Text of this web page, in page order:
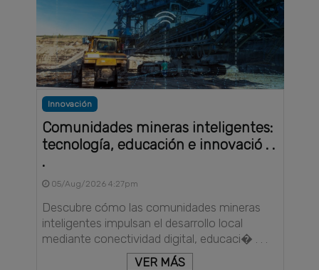
Innovación
Comunidades mineras inteligentes:
tecnología, educación e innovació . .
.
05/Aug/2026 4:27pm
Descubre cómo las comunidades mineras
inteligentes impulsan el desarrollo local
mediante conectividad digital, educaci� . . .
VER MÁS